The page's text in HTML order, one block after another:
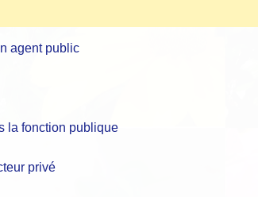
agent public
la fonction publique
privé